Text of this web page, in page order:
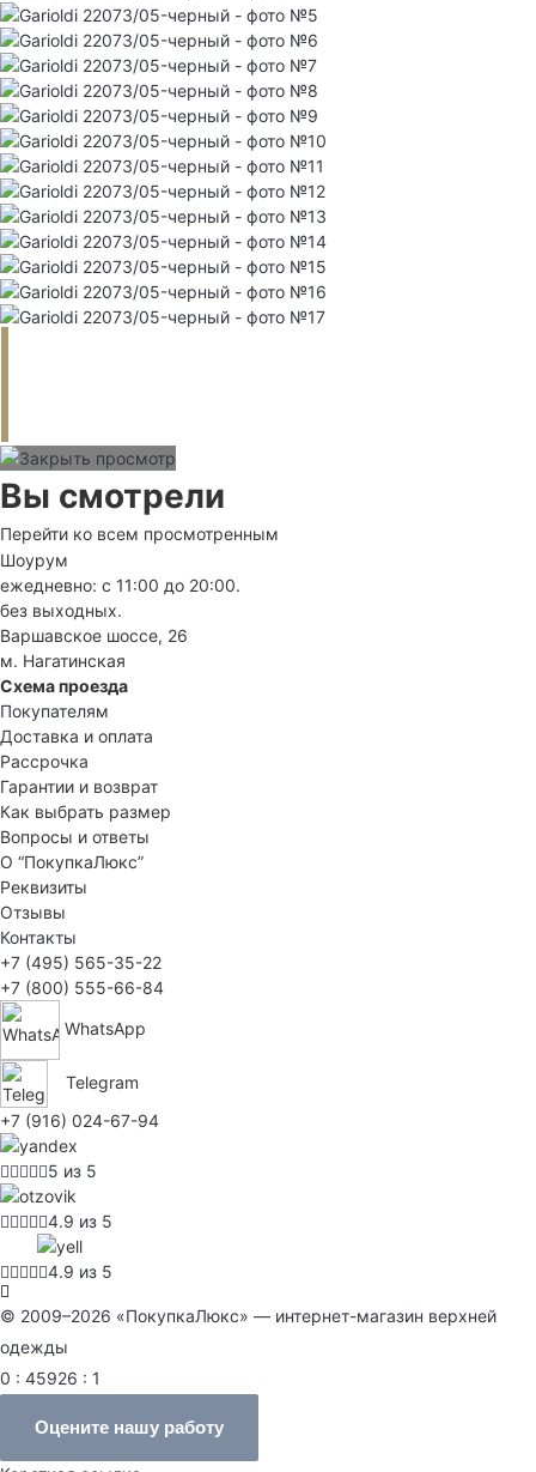
Вы смотрели
Перейти ко всем просмотренным
Шоурум
ежедневно: с 11:00 до 20:00.
без выходных.
Варшавское шоссе, 26
м. Нагатинская
Схема проезда
Покупателям
Доставка и оплата
Рассрочка
Гарантии и возврат
Как выбрать размер
Вопросы и ответы
О “ПокупкаЛюкс”
Реквизиты
Отзывы
Контакты
+7 (495) 565-35-22
+7 (800) 555-66-84
WhatsApp
Telegram
+7 (916) 024-67-94
5 из 5
4.9 из 5
4.9 из 5
© 2009–2026 «ПокупкаЛюкс» — интернет-магазин верхней
одежды
0 : 45926 : 1
Оцените нашу работу